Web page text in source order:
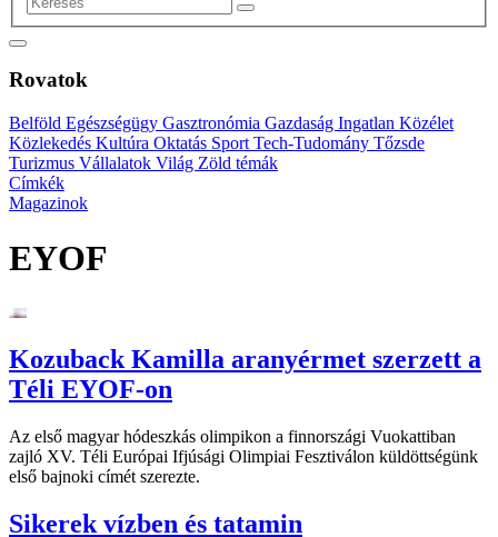
Rovatok
Belföld Egészségügy Gasztronómia Gazdaság Ingatlan Közélet
Közlekedés Kultúra Oktatás Sport Tech-Tudomány Tőzsde
Turizmus Vállalatok Világ Zöld témák
Címkék
Magazinok
EYOF
Kozuback Kamilla aranyérmet szerzett a
Téli EYOF-on
Az első magyar hódeszkás olimpikon a finnországi Vuokattiban
zajló XV. Téli Európai Ifjúsági Olimpiai Fesztiválon küldöttségünk
első bajnoki címét szerezte.
Sikerek vízben és tatamin